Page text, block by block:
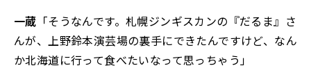
一蔵 「そうなんです。札幌ジンギスカンの『だるま』さ
んが、上野鈴本演芸場の裏手にできたんですけど、なん
か北海道に行って食べたいなって思っちゃう」